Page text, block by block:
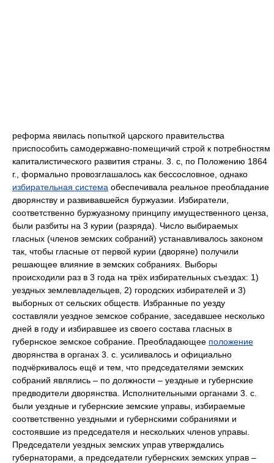
реформа явилась попыткой царского правительства
приспособить самодержавно-помещичий строй к потребностям
капиталистического развития страны. 3. с, по Положению 1864
г., формально провозглашалось как бессословное, однако
избирательная система обеспечивала реальное преобладание
дворянству и развивавшейся буржуазии. Избиратели,
соответственно буржуазному принципу имущественного ценза,
были разбиты на 3 курии (разряда). Число выбираемых
гласных (членов земских собраний) устанавливалось законом
так, чтобы гласные от первой курии (дворяне) получили
решающее влияние в земских собраниях. Выборы
происходили раз в 3 года на трёх избирательных съездах: 1)
уездных землевладельцев, 2) городских избирателей и 3)
выборных от сельских обществ. Избранные по уезду
составляли уездное земское собрание, заседавшее несколько
дней в году и избиравшее из своего состава гласных в
губернское земское собрание. Преобладающее положение
дворянства в органах 3. с. усиливалось и официально
подчёркивалось ещё и тем, что председателями земских
собраний являлись – по должности – уездные и губернские
предводители дворянства. Исполнительными органами 3. с.
были уездные и губернские земские управы, избираемые
соответственно уездными и губернскими собраниями и
состоявшие из председателя и нескольких членов управы.
Председатели уездных земских управ утверждались
губернаторами, а председатели губернских земских управ –